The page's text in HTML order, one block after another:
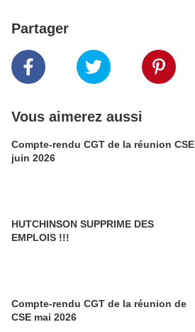
Partager
Vous aimerez aussi
Compte-rendu CGT de la réunion CSE
juin 2026
HUTCHINSON SUPPRIME DES
EMPLOIS !!!
Compte-rendu CGT de la réunion de
CSE mai 2026